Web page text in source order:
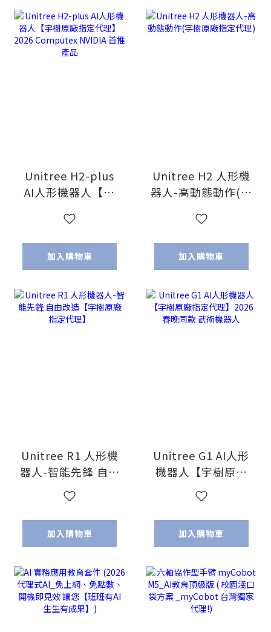
Unitree H2-plus
AI人形機器人【宇
2026 Computex
NVIDIA 首推產品
加入購物車
Unitree H2 人形機
器人-高動態動作(宇
加入購物車
Unitree R1 人形機
器人-智能先鋒 自由
改造【宇樹原廠指
定代理】
加入購物車
Unitree G1 AI人形
機器人【宇樹原廠
指定代理】2026春
晚同款 武術機器人
加入購物車